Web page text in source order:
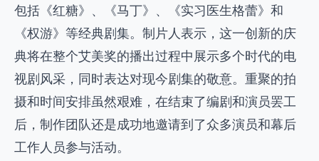
包括《红糖》、《马丁》、《实习医生格蕾》和
《权游》等经典剧集。制片人表示，这一创新的庆
典将在整个艾美奖的播出过程中展示多个时代的电
视剧风采，同时表达对现今剧集的敬意。重聚的拍
摄和时间安排虽然艰难，在结束了编剧和演员罢工
后，制作团队还是成功地邀请到了众多演员和幕后
工作人员参与活动。